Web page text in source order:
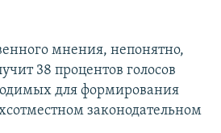
мнения, непонятно,
38 процентов голосов
для формирования
законодательном